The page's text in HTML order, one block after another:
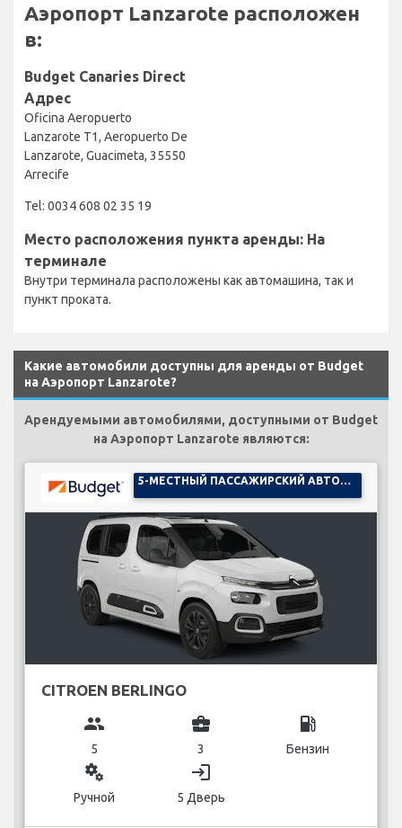
Аэропорт Lanzarote расположен
в:
Budget Canaries Direct
Адрес
Oficina Aeropuerto
Lanzarote T1, Aeropuerto De
Lanzarote, Guacimeta, 35550
Arrecife
Tel: 0034 608 02 35 19
Место расположения пункта аренды: На
терминале
Внутри терминала расположены как автомашина, так и
пункт проката.
Какие автомобили доступны для аренды от Budget
на Аэропорт Lanzarote?
Арендуемыми автомобилями, доступными от Budget
на Аэропорт Lanzarote являются:
CITROEN BERLINGO
group
5
business_center
3
local_gas_station
Бензин
miscellaneous_services
Ручной
login
5 Дверь